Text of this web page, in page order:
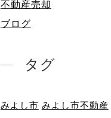
不動産売却
ブログ
タグ
みよし市 みよし市不動産